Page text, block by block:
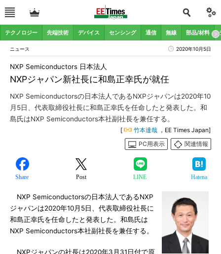
テクノロジー 先端技術 デバイス センシング 通信 無線 部品/材料
ニュース 2020年10月5日
NXPジャパン新社長に和島正幸氏が就任
NXP Semiconductors 日本法人
NXP Semiconductorsの日本法人であるNXPジャパンは2020年10
月5日、代表取締役社長に和島正幸氏を任命したと発表した。和
島氏はNXP Semiconductors本社副社長を兼任する。
[ 竹本達哉 ，EE Times Japan]
PC用表示
関連情報
Share Post LINE Hatena
NXP Semiconductorsの日本法人であるNXP
ジャパンは2020年10月5日、代表取締役社長に
和島正幸氏を任命したと発表した。和島氏は
NXP Semiconductors本社副社長を兼任する。
NXPジャパンの社長は2020年3月31日付で原